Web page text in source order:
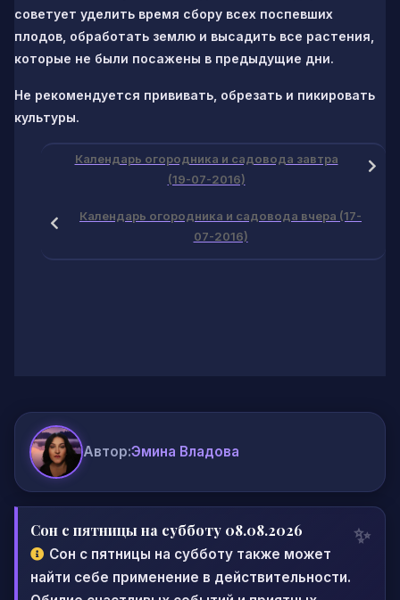
советует уделить время сбору всех поспевших
плодов, обработать землю и высадить все растения,
которые не были посажены в предыдущие дни.
Не рекомендуется прививать, обрезать и пикировать
культуры.
Календарь огородника и садовода завтра
(19-07-2016)
Календарь огородника и садовода вчера (17-
07-2016)
Автор:Эмина Владова
Сон с пятницы на субботу 08.08.2026
Сон с пятницы на субботу также может
найти себе применение в действительности.